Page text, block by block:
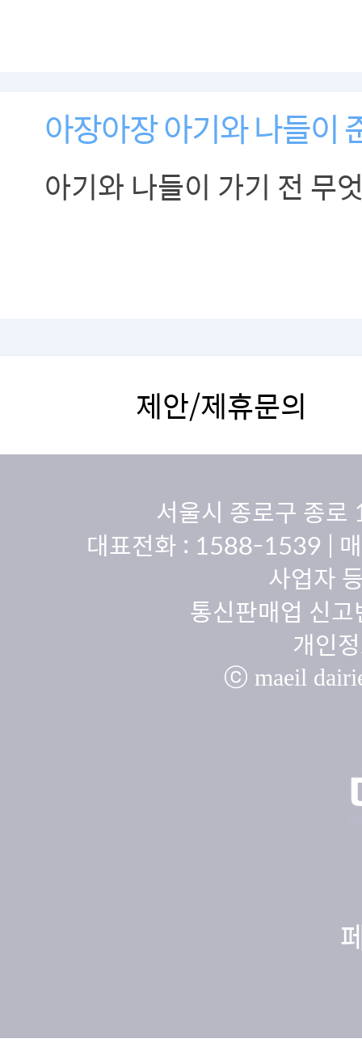
아장아장 아기와 나들이
아기와 나들이 가기 전 무
제안/제휴문의
서울시 종로구 종
대표전화 : 1588-1539 |
사업자
통신판매업 신
개인
ⓒ maeil